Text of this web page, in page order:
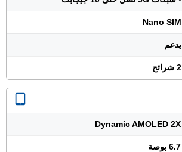
Nano SIM
يدعم
2 شرائح
Dynamic AMOLED 2X
6.7 بوصة